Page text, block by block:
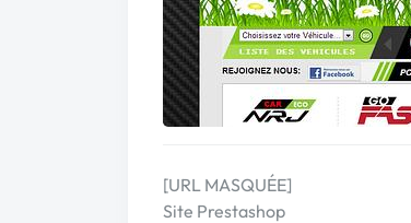
[URL MASQUÉE]
Site Prestashop